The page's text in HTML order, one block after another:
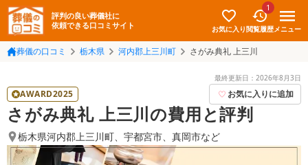
評判の良い葬儀社に
依頼できる口コミサイト
お気に入り
1
閲覧履歴メニュー
葬儀の口コミ 栃木県 河内郡上三川町 さがみ典礼 上三川
最終更新日： 2026年8月3日
AWARD2025 お気に入りに追加
さがみ典礼 上三川の費用と評判
栃木県河内郡上三川町、 宇都宮市、 真岡市など